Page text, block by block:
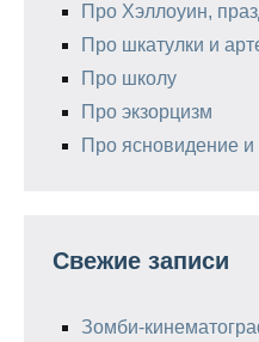
Про Хэллоуин,
Про шкатулки и
Про школу
Про экзорцизм
Про ясновидение
Свежие записи
Зомби-